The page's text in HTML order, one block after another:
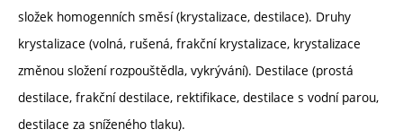
složek homogenních směsí (krystalizace, destilace). Druhy
krystalizace (volná, rušená, frakční krystalizace, krystalizace
změnou složení rozpouštědla, vykrývání). Destilace (prostá
destilace, frakční destilace, rektifikace, destilace s vodní parou,
destilace za sníženého tlaku).